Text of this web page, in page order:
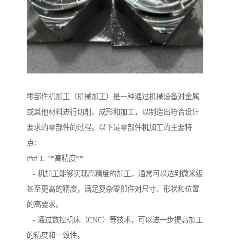
零部件机加工（机械加工）是一种通过机械设备对金属
或其他材料进行切削、成形和加工，以制造出符合设计
要求的零部件的过程。以下是零部件机加工的主要特
点：
### 1. **高精度**
- 机加工能够实现高精度的加工，通常可以达到微米级
甚至更高的精度，满足复杂零部件对尺寸、形状和位置
的高要求。
- 通过数控机床（CNC）等技术，可以进一步提高加工
的精度和一致性。